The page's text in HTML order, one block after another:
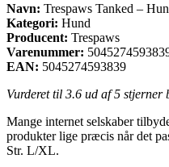
Navn: Trespaws Tanked –
Kategori: Hund
Producent: Trespaws
Varenummer:
EAN: 5045274593839
Vurderet til 3.6 ud af 5 stjerner
Mange internet selskaber
produkter lige præcis når det
Str. L/XL.